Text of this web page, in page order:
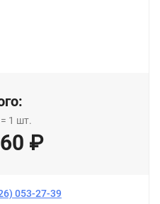
1 шт.
₽
053-27-39